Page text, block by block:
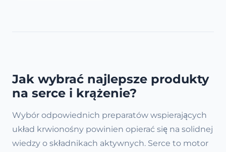
Jak wybrać najlepsze produkty
na serce i krążenie?
Wybór odpowiednich preparatów wspierających
układ krwionośny powinien opierać się na solidnej
wiedzy o składnikach aktywnych. Serce to motor